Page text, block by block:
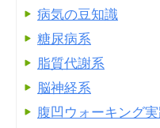
病気の豆知識
糖尿病系
脂質代謝系
脳神経系
腹凹ウォーキング